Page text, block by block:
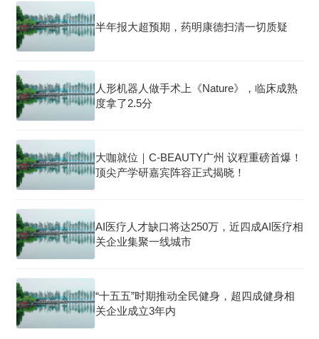
半年报大超预期，药明康德扫清一切质疑
人形机器人做手术上《Nature》，临床成熟
度拿了2.5分
大咖就位｜C-BEAUTY广州 议程重磅首爆！
顶尖产学研嘉宾阵容正式揭晓！
AI医疗人才缺口将达250万，近四成AI医疗相
关企业集聚一线城市
“十五五”时期推动全民健身，超四成健身相
关企业成立3年内